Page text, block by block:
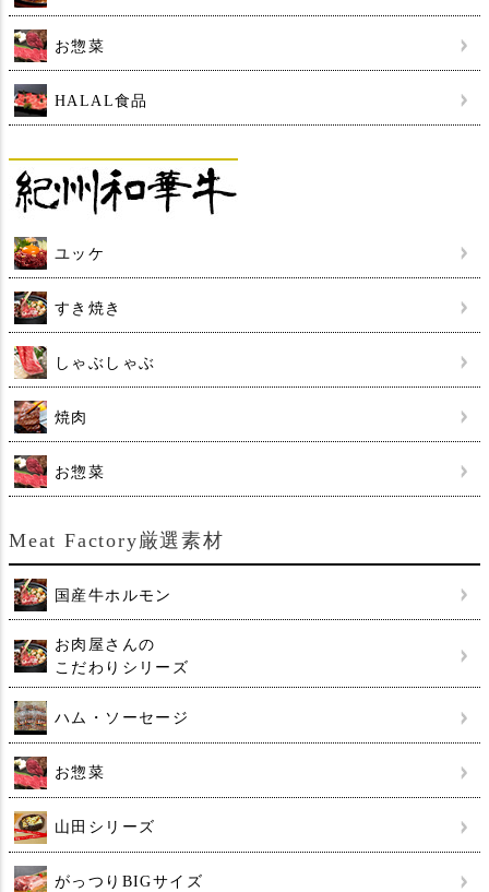
お惣菜
HALAL食品
ユッケ
すき焼き
しゃぶしゃぶ
焼肉
お惣菜
Meat Factory厳選素材
国産牛ホルモン
お肉屋さんの
こだわりシリーズ
ハム・ソーセージ
お惣菜
山田シリーズ
がっつりBIGサイズ